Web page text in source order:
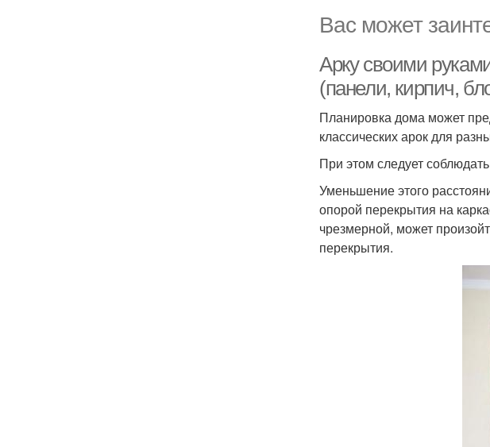
Вас может
Арку своими
(панели, кирпич,
Планировка дома может
классических арок для
При этом следует
Уменьшение этого
опорой перекрытия на
чрезмерной, может
перекрытия.